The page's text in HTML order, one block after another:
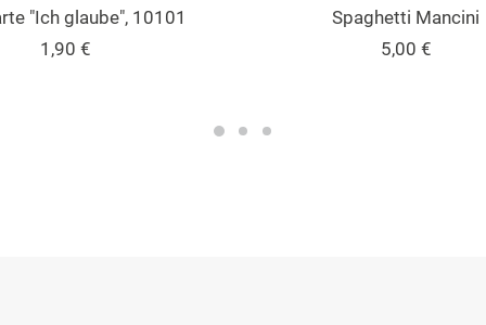
IN DEN WARENKORB
"Ich glaube", 10101
1,90 €
IN DEN WARENKORB
Spaghetti Mancini
5,00 €